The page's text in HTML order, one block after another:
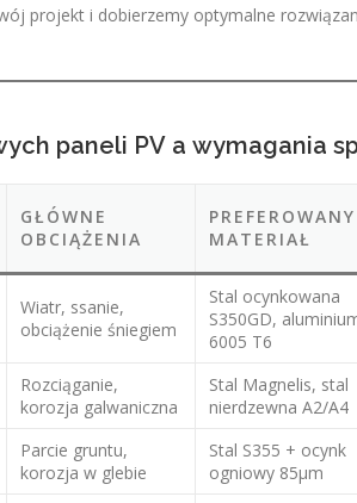
projekt i dobierzemy optymalne
paneli PV a wymagania
GŁÓWNE
OBCIĄŻENIA
PREFEROWANY
MATERIAŁ
Wiatr, ssanie,
obciążenie śniegiem
Stal ocynkowana
S350GD,
6005 T6
Rozciąganie,
korozja galwaniczna
Stal Magnelis, stal
nierdzewna A2/A4
Parcie gruntu,
korozja w glebie
Stal S355 + ocynk
ogniowy 85µm